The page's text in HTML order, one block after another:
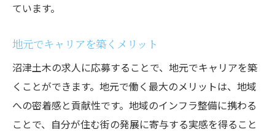
ています。
地元でキャリアを築くメリット
沼津土木の求人に応募することで、地元でキャリアを築
くことができます。地元で働く最大のメリットは、地域
への密着感と貢献性です。地域のインフラ整備に携わる
ことで、自分が住む街の発展に寄与する実感を得ること